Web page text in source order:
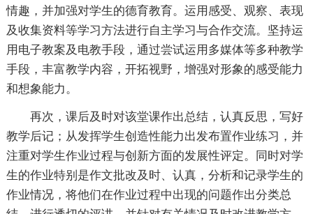
情趣，并加强对学生的德育教育。运用感受、观察、表现
及收集资料等学习方法进行自主学习与合作交流。坚持运
用电子教案及电教手段，通过尝试运用多媒体等多种教学
手段，丰富教学内容，开拓视野，增强对形象的感受能力
和想象能力。
再次，课后及时对该堂课作出总结，认真反思，写好
教学后记；从发挥学生创造性能力出发布置作业练习，并
注重对学生作业过程与创新方面的发展性评定。同时对学
生的作业特别是作文批改及时、认真，分析和记录学生的
作业情况，将他们在作业过程中出现的问题作出分类总